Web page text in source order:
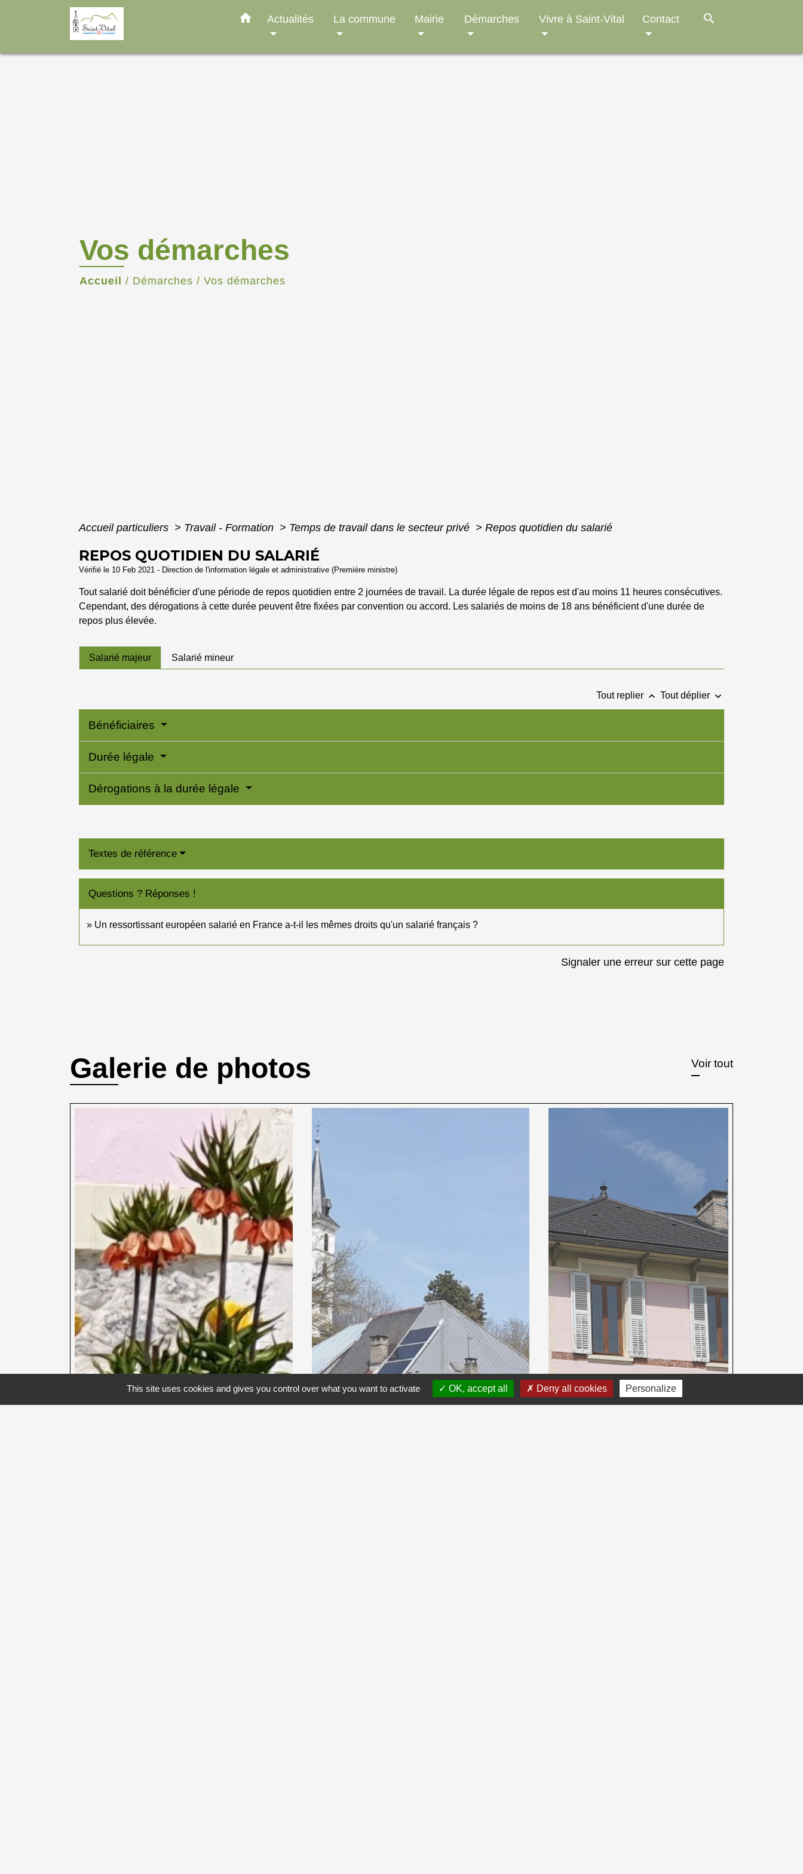
home Actualités La commune Mairie Démarches Vivre à Saint-Vital Contact search
Vos démarches
Accueil / Démarches / Vos démarches
Accueil particuliers > Travail - Formation > Temps de travail dans le secteur privé > Repos quotidien du salarié
REPOS QUOTIDIEN DU SALARIÉ
Vérifié le 10 Feb 2021 - Direction de l'information légale et administrative (Première ministre)
Tout salarié doit bénéficier d'une période de repos quotidien entre 2 journées de travail. La durée légale de repos est d'au moins 11 heures consécutives.
Cependant, des dérogations à cette durée peuvent être fixées par convention ou accord. Les salariés de moins de 18 ans bénéficient d'une durée de
repos plus élevée.
Salarié majeur Salarié mineur
Tout replier keyboard_arrow_up Tout déplier keyboard_arrow_down
Bénéficiaires
Durée légale
Dérogations à la durée légale
Textes de référence
Questions ? Réponses !
Un ressortissant européen salarié en France a-t-il les mêmes droits qu'un salarié français ?
Signaler une erreur sur cette page
Galerie de photos Voir tout
This site uses cookies and gives you control over what you want to activate OK, accept all Deny all cookies Personalize